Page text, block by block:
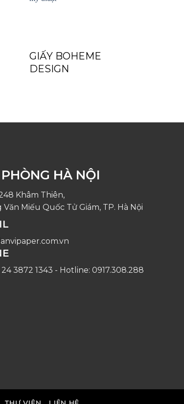
GIẤY BOHEME
DESIGN
HÀ NỘI
Khâm Thiên,
Văn Miếu Quốc Tử Giám, TP. Hà Nội
3872 1343 - Hotline: 0917.308.288